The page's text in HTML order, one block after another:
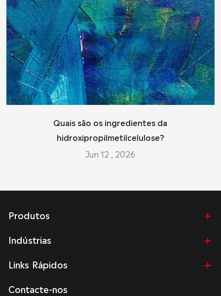
Quais são os ingredientes da
hidroxipropilmetilcelulose?
Jun 12 , 2026
Produtos
Indústrias
Links Rápidos
Contacte-nos